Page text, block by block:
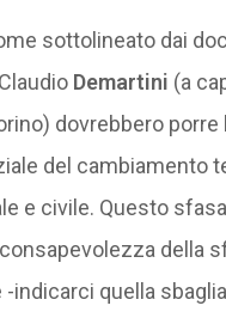
sottolineato dai
Demartini (a
dovrebbero
del cambiamento
e civile. Questo
della
quella